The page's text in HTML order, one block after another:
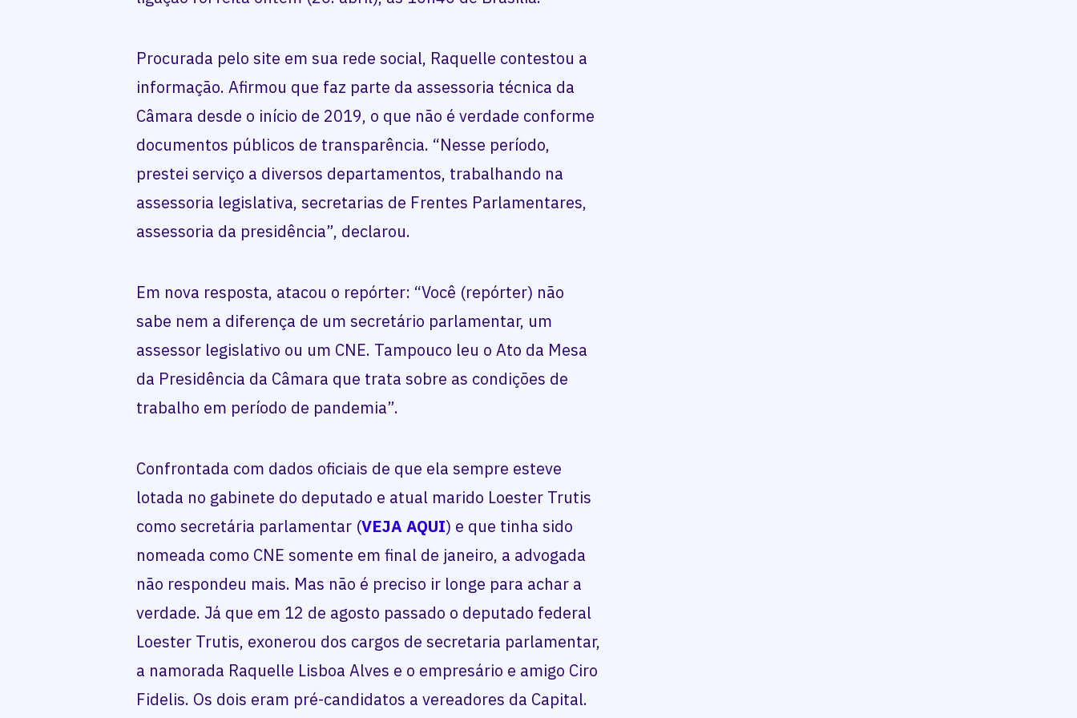
Procurada pelo site em sua rede social, Raquelle contestou a
informação. Afirmou que faz parte da assessoria técnica da
Câmara desde o início de 2019, o que não é verdade conforme
documentos públicos de transparência. “Nesse período,
prestei serviço a diversos departamentos, trabalhando na
assessoria legislativa, secretarias de Frentes Parlamentares,
assessoria da presidência”, declarou.
Em nova resposta, atacou o repórter: “Você (repórter) não
sabe nem a diferença de um secretário parlamentar, um
assessor legislativo ou um CNE. Tampouco leu o Ato da Mesa
da Presidência da Câmara que trata sobre as condições de
trabalho em período de pandemia”.
Confrontada com dados oficiais de que ela sempre esteve
lotada no gabinete do deputado e atual marido Loester Trutis
como secretária parlamentar (VEJA AQUI) e que tinha sido
nomeada como CNE somente em final de janeiro, a advogada
não respondeu mais. Mas não é preciso ir longe para achar a
verdade. Já que em 12 de agosto passado o deputado federal
Loester Trutis, exonerou dos cargos de secretaria parlamentar,
a namorada Raquelle Lisboa Alves e o empresário e amigo Ciro
Fidelis. Os dois eram pré-candidatos a vereadores da Capital.